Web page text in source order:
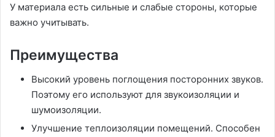
У материала есть сильные и слабые стороны, которые
важно учитывать.
Преимущества
Высокий уровень поглощения посторонних звуков.
Поэтому его используют для звукоизоляции и
шумоизоляции.
Улучшение теплоизоляции помещений. Способен